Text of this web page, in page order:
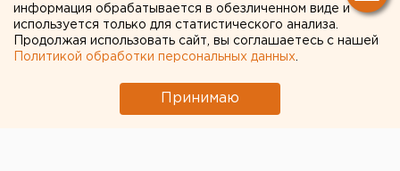
диалог с жителями
Широкой Речки в
информация обрабатывается в обезличенном виде и
используется только для статистического анализа.
Продолжая использовать сайт, вы соглашаетесь с нашей
Политикой обработки персональных данных
Принимаю